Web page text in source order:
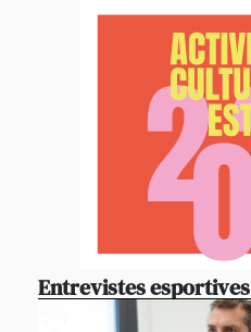
Entrevistes esportives